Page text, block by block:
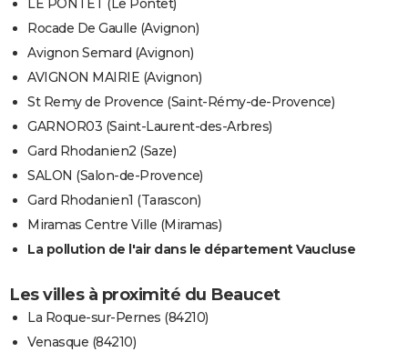
LE PONTET (Le Pontet)
Rocade De Gaulle (Avignon)
Avignon Semard (Avignon)
AVIGNON MAIRIE (Avignon)
St Remy de Provence (Saint-Rémy-de-Provence)
GARNOR03 (Saint-Laurent-des-Arbres)
Gard Rhodanien2 (Saze)
SALON (Salon-de-Provence)
Gard Rhodanien1 (Tarascon)
Miramas Centre Ville (Miramas)
La pollution de l'air dans le département Vaucluse
Les villes à proximité du Beaucet
La Roque-sur-Pernes (84210)
Venasque (84210)